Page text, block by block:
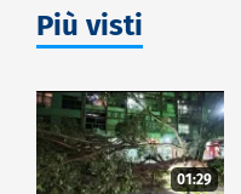
Più visti
01:29